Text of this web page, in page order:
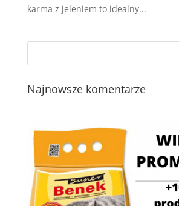
karma z jeleniem to idealny...
Najnowsze komentarze